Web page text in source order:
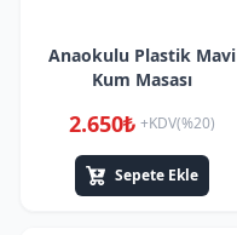
Anaokulu Plastik Mavi
Kum Masası
2.650₺ +KDV(%20)
Sepete Ekle